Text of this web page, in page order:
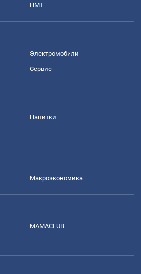
НМТ
Электромобили
Сервис
Напитки
Mакроэкономика
MAMACLUB